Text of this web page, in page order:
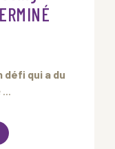
qui a du